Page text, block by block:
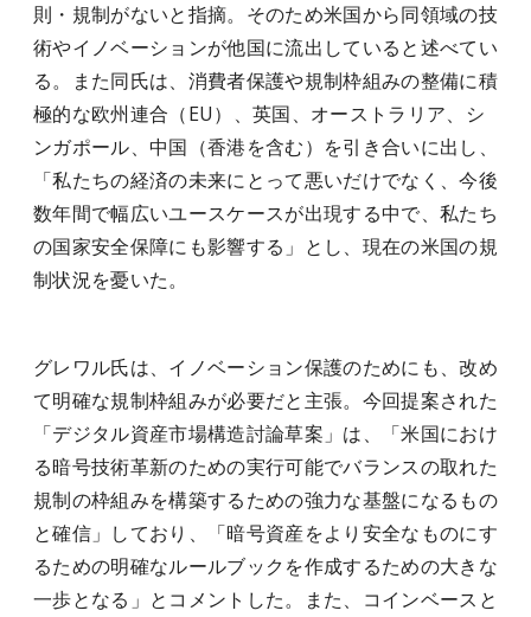
則・規制がないと指摘。そのため米国から同領域の技
術やイノベーションが他国に流出していると述べてい
る。また同氏は、消費者保護や規制枠組みの整備に積
極的な欧州連合（EU）、英国、オーストラリア、シ
ンガポール、中国（香港を含む）を引き合いに出し、
「私たちの経済の未来にとって悪いだけでなく、今後
数年間で幅広いユースケースが出現する中で、私たち
の国家安全保障にも影響する」とし、現在の米国の規
制状況を憂いた。
グレワル氏は、イノベーション保護のためにも、改め
て明確な規制枠組みが必要だと主張。今回提案された
「デジタル資産市場構造討論草案」は、「米国におけ
る暗号技術革新のための実行可能でバランスの取れた
規制の枠組みを構築するための強力な基盤になるもの
と確信」しており、「暗号資産をより安全なものにす
るための明確なルールブックを作成するための大きな
一歩となる」とコメントした。また、コインベースと